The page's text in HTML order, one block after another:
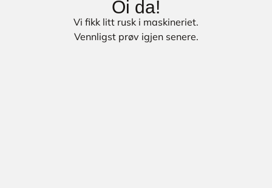
Oi da!
Vi fikk litt rusk i maskineriet.
Vennligst prøv igjen senere.